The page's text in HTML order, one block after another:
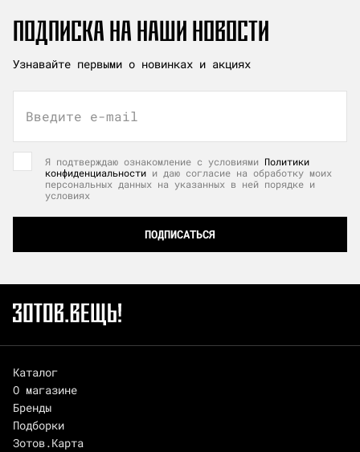
ПОДПИСКА НА НАШИ НОВОСТИ
Узнавайте первыми о новинках и акциях
Введите e-mail
Я подтверждаю ознакомление с условиями Политики
конфиденциальности и даю согласие на обработку моих
персональных данных на указанных в ней порядке и
условиях
ПОДПИСАТЬСЯ
Каталог
О магазине
Бренды
Подборки
Зотов.Карта